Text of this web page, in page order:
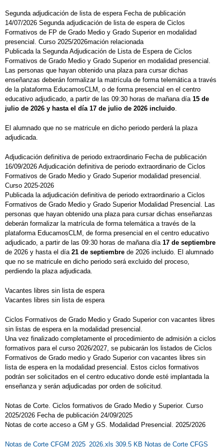
Segunda adjudicación de lista de espera Fecha de publicación
14/07/2026 Segunda adjudicación de lista de espera de Ciclos
Formativos de FP de Grado Medio y Grado Superior en modalidad
presencial. Curso 2025/2026mación relacionada
Publicada la Segunda Adjudicación de Lista de Espera de Ciclos
Formativos de Grado Medio y Grado Superior en modalidad presencial.
Las personas que hayan obtenido una plaza para cursar dichas
enseñanzas deberán formalizar la matrícula de forma telemática a través
de la plataforma EducamosCLM, o de forma presencial en el centro
educativo adjudicado, a partir de las 09:30 horas de mañana día 15 de
julio de 2026 y hasta el día 17 de julio de 2026 incluido.
El alumnado que no se matricule en dicho periodo perderá la plaza
adjudicada.
Adjudicación definitiva de periodo extraordinario Fecha de publicación
16/09/2026 Adjudicación definitiva de periodo extraordinario de Ciclos
Formativos de Grado Medio y Grado Superior modalidad presencial.
Curso 2025-2026
Publicada la adjudicación definitiva de periodo extraordinario a Ciclos
Formativos de Grado Medio y Grado Superior Modalidad Presencial. Las
personas que hayan obtenido una plaza para cursar dichas enseñanzas
deberán formalizar la matrícula de forma telemática a través de la
plataforma EducamosCLM, de forma presencial en el centro educativo
adjudicado, a partir de las 09:30 horas de mañana día 17 de septiembre
de 2026 y hasta el día 21 de septiembre de 2026 incluido. El alumnado
que no se matricule en dicho periodo será excluido del proceso,
perdiendo la plaza adjudicada.
Vacantes libres sin lista de espera
Vacantes libres sin lista de espera
Ciclos Formativos de Grado Medio y Grado Superior con vacantes libres
sin listas de espera en la modalidad presencial.
Una vez finalizado completamente el procedimiento de admisión a ciclos
formativos para el curso 2026/2027, se pubicarán los listados de Ciclos
Formativos de Grado medio y Grado Superior con vacantes libres sin
lista de espera en la modalidad presencial. Estos ciclos formativos
podrán ser solicitados en el centro educativo donde esté implantada la
enseñanza y serán adjudicadas por orden de solicitud.
Notas de Corte. Ciclos formativos de Grado Medio y Superior. Curso
2025/2026 Fecha de publicación 24/09/2025
Notas de corte acceso a GM y GS. Modalidad Presencial. 2025/2026
Notas de Corte CFGM 2025_2026.xls 309.5 KB Notas de Corte CFGS